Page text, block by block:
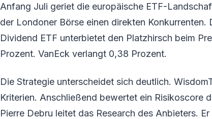
Anfang Juli geriet die europäische ETF-
der Londoner Börse einen direkten Konkurrenten.
Dividend ETF unterbietet den Platzhirsch beim
Prozent. VanEck verlangt 0,38 Prozent.
Die Strategie unterscheidet sich deutlich.
Kriterien. Anschließend bewertet ein Risikoscore
Pierre Debru leitet das Research des Anbieters.